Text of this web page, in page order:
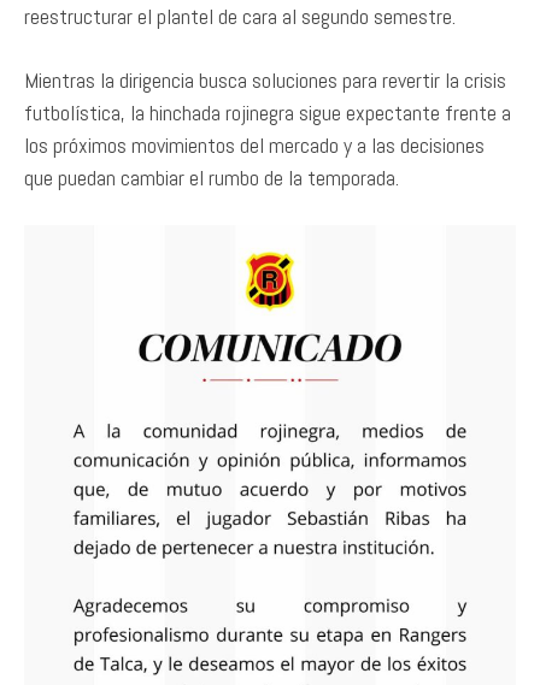
reestructurar el plantel de cara al segundo semestre.
Mientras la dirigencia busca soluciones para revertir la crisis
futbolística, la hinchada rojinegra sigue expectante frente a
los próximos movimientos del mercado y a las decisiones
que puedan cambiar el rumbo de la temporada.